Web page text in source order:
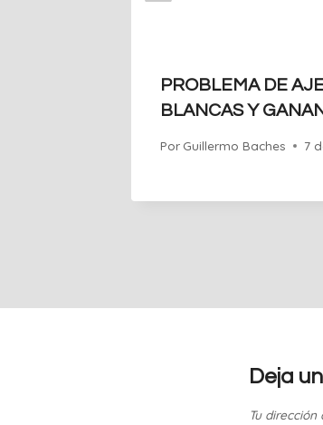
PROBLEMA DE
BLANCAS Y
Por Guillermo Baches 7
Deja
Tu